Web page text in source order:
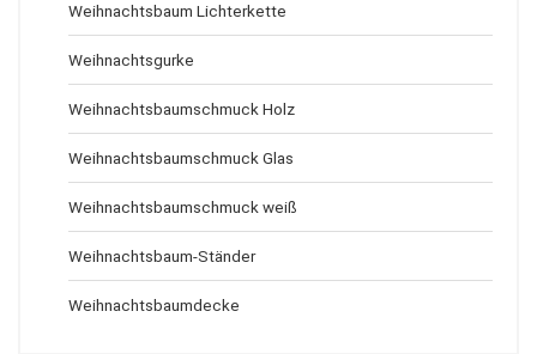
Weihnachtsbaum Lichterkette
Weihnachtsgurke
Weihnachtsbaumschmuck Holz
Weihnachtsbaumschmuck Glas
Weihnachtsbaumschmuck weiß
Weihnachtsbaum-Ständer
Weihnachtsbaumdecke